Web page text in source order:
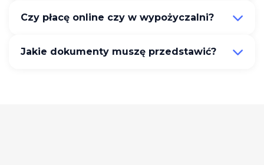
Czy płacę online czy w wypożyczalni?
Jakie dokumenty muszę przedstawić?